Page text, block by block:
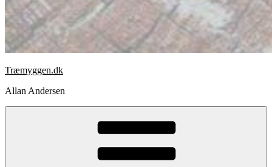
Træmyggen.dk
Allan Andersen